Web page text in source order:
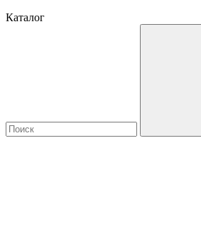
Каталог